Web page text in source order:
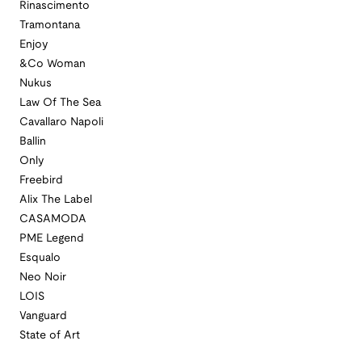
Rinascimento
Tramontana
Enjoy
&Co Woman
Nukus
Law Of The Sea
Cavallaro Napoli
Ballin
Only
Freebird
Alix The Label
CASAMODA
PME Legend
Esqualo
Neo Noir
LOIS
Vanguard
State of Art